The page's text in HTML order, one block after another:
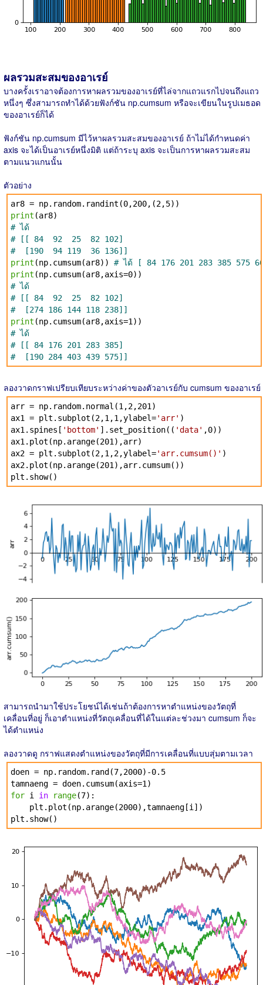
ผลรวมสะสมของอาเรย์
บางครั้งเราอาจต้องการหาผลรวมของอาเรย์ที่ไล่จากแถวแรกไปจนถึงแถว
หนึ่งๆ ซึ่งสามารถทำได้ด้วยฟังก์ชัน np.cumsum หรือจะเขียนในรูปเมธอด
ของอาเรย์ก็ได้
ฟังก์ชัน np.cumsum มีไว้หาผลรวมสะสมของอาเรย์ ถ้าไม่ได้กำหนดค่า
axis จะได้เป็นอาเรย์หนึ่งมิติ แต่ถ้าระบุ axis จะเป็นการหาผลรวมสะสม
ตามแนวแกนนั้น
ตัวอย่าง
ar8 = np.random.randint(0,200,(2,5))
print (ar8)
# ได้
# [[ 84 92 25 82 102]
# [190 94 119 36 136]]
print (np.cumsum(ar8)) # ได้ [ 84 176 201 283 385 575
print (np.cumsum(ar8,axis=0))
# ได้
# [[ 84 92 25 82 102]
# [274 186 144 118 238]]
print (np.cumsum(ar8,axis=1))
# ได้
# [[ 84 176 201 283 385]
# [190 284 403 439 575]]
ลองวาดกราฟเปรียบเทียบระหว่างค่าของตัวอาเรย์กับ cumsum ของอาเรย์
arr = np.random.normal(1,2,201)
ax1 = plt.subplot(2,1,1,ylabel='arr' )
ax1.spines[ 'bottom' ].set_position(( 'data' ,0))
ax1.plot(np.arange(201),arr)
ax2 = plt.subplot(2,1,2,ylabel='arr.cumsum()' )
ax2.plot(np.arange(201),arr.cumsum())
plt.show()
สามารถนำมาใช้ประโยชน์ได้เช่นถ้าต้องการหาตำแหน่งของวัตถุที่
เคลื่อนที่อยู่ ก็เอาตำแหน่งที่วัตถุเคลื่อนที่ได้ในแต่ละช่วงมา cumsum ก็จะ
ได้ตำแหน่ง
ลองวาดดู กราฟแสดงตำแหน่งของวัตถุที่มีการเคลื่อนที่แบบสุ่มตามเวลา
doen = np.random.rand(7,2000)-0.5
tamnaeng = doen.cumsum(axis=1)
for i in range(7):
plt.plot(np.arange(2000),tamnaeng[i])
plt.show()